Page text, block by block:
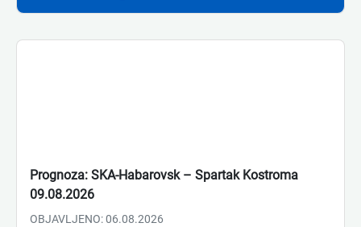
Prognoza: SKA-Habarovsk – Spartak Kostroma
09.08.2026
OBJAVLJENO: 06.08.2026